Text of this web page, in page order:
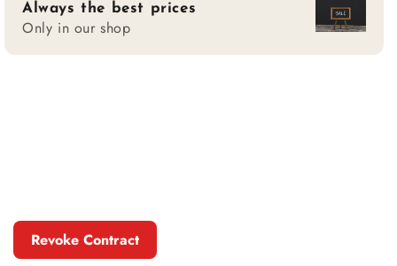
Always the best prices
Only in our shop
Revoke Contract